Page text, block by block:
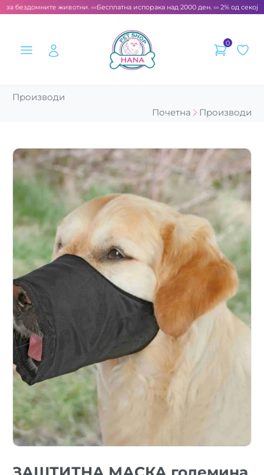
бездомните животни. ‹‹‹ Бесплатна испорака над 2000 ден. ››› 2% од
0
Производи
Почетна
Производи